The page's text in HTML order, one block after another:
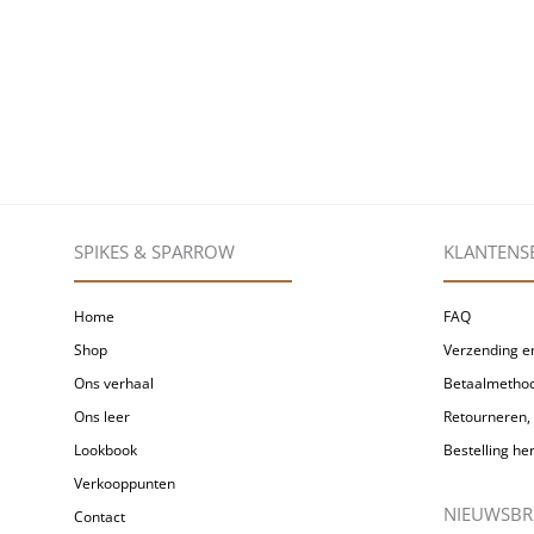
SPIKES & SPARROW
Home
Shop
Ons verhaal
Ons leer
Lookbook
Verkooppunten
Contact
FAQ
Verzending
Bestelling